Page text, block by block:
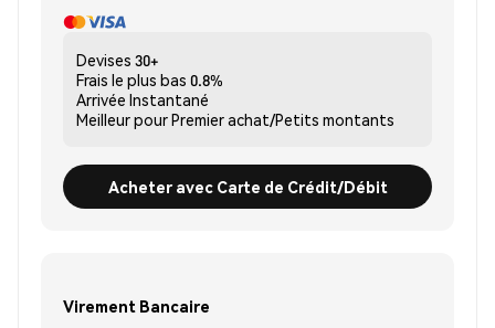
Devises 30+
Frais le plus bas 0.8%
Arrivée Instantané
Meilleur pourPremier achat/Petits montants
Acheter avec Carte de Crédit/Débit
Virement Bancaire